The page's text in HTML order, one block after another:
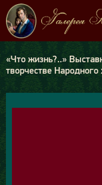
«Что жизнь?..»
творчестве